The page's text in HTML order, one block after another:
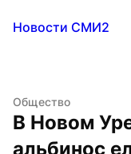
Новости СМИ2
Общество
В Новом
альбинос